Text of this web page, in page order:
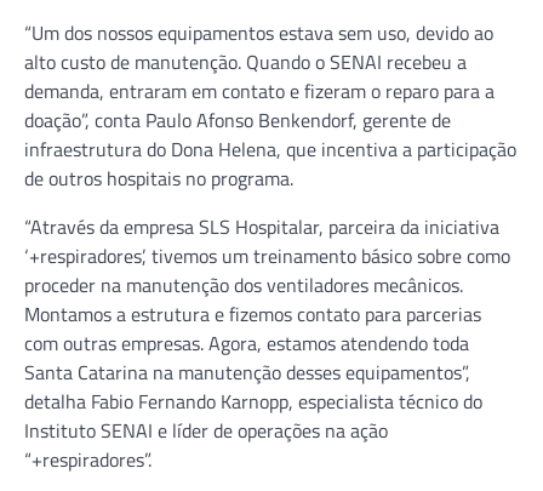
“Um dos nossos equipamentos estava sem uso, devido ao
alto custo de manutenção. Quando o SENAI recebeu a
demanda, entraram em contato e fizeram o reparo para a
doação”, conta Paulo Afonso Benkendorf, gerente de
infraestrutura do Dona Helena, que incentiva a participação
de outros hospitais no programa.
“Através da empresa SLS Hospitalar, parceira da iniciativa
‘+respiradores’, tivemos um treinamento básico sobre como
proceder na manutenção dos ventiladores mecânicos.
Montamos a estrutura e fizemos contato para parcerias
com outras empresas. Agora, estamos atendendo toda
Santa Catarina na manutenção desses equipamentos”,
detalha Fabio Fernando Karnopp, especialista técnico do
Instituto SENAI e líder de operações na ação
“+respiradores”.